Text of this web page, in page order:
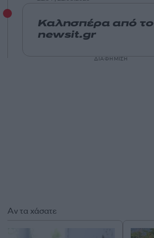
Καλησπέρα από το
newsit.gr
ΔΙΑΦΗΜΙΣΗ
Αν τα χάσατε